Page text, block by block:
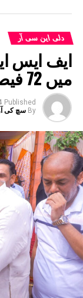
DON'T MISS
کیجریوال
دلی این سی آر
ایف ایس
میں 72 فیصد کمی: سود
Published
By سچ کی